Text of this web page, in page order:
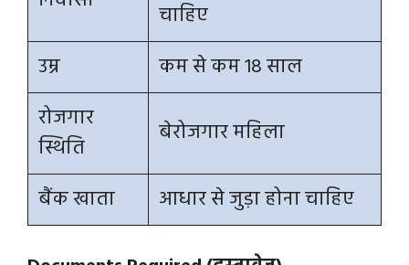
चाहिए
उम्र
कम से कम 18 साल
रोजगार
स्थिति
बेरोजगार महिला
बैंक खाता आधार से जुड़ा होना चाहिए